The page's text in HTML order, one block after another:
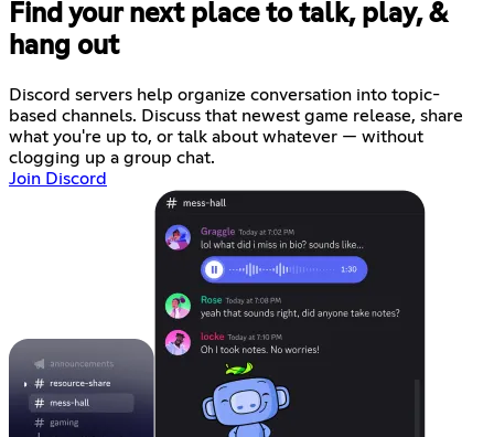
Find your next place to talk, play, &
hang out
Discord servers help organize conversation into topic-
based channels. Discuss that newest game release, share
what you're up to, or talk about whatever — without
clogging up a group chat.
Join Discord